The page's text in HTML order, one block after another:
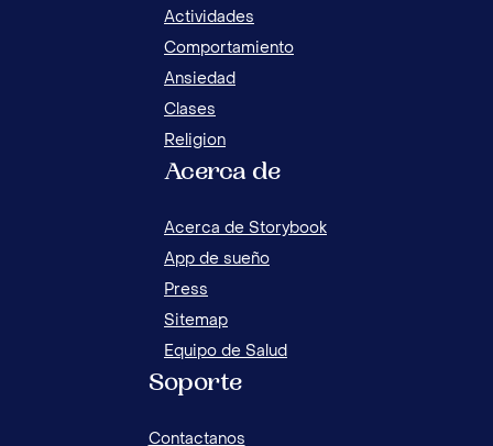
Actividades
Comportamiento
Ansiedad
Clases
Religion
Acerca de
Acerca de Storybook
App de sueño
Press
Sitemap
Equipo de Salud
Soporte
Contactanos